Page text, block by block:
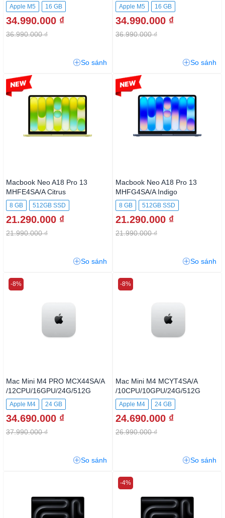
Apple M5
16 GB
512GB SSD
34.990.000 ₫
36.990.000 ₫
So sánh
Apple M5
16 GB
512GB SSD
34.990.000 ₫
36.990.000 ₫
So sánh
Macbook Neo A18 Pro 13
MHFE4SA/A Citrus
8 GB 512GB SSD
21.290.000 ₫
21.990.000 ₫
-3%
So sánh
Macbook Neo A18 Pro 13
MHFG4SA/A Indigo
8 GB 512GB SSD
21.290.000 ₫
21.990.000 ₫
-3%
So sánh
Mac Mini M4 PRO MCX44SA/A
/12CPU/16GPU/24G/512G
Apple M4
24 GB
512GB SSD
34.690.000 ₫
37.990.000 ₫
-8%
So sánh
Mac Mini M4 MCYT4SA/A
/10CPU/10GPU/24G/512G
Apple M4
24 GB
512GB SSD
24.690.000 ₫
26.990.000 ₫
-8%
So sánh
-4%